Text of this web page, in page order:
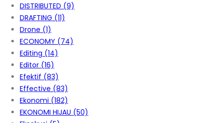
DISTRIBUTED (9)
DRAFTING (11)
Drone (1)
ECONOMY (74)
Editing (14)
Editor (16)
Efektif (83)
Effective (83)
Ekonomi (182)
EKONOMI HIJAU (50)